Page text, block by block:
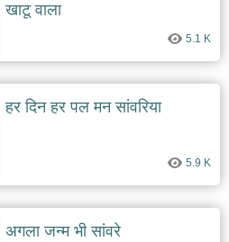
खाटू वाला
5.1 K
हर दिन हर पल मन सांवरिया
5.9 K
अगला जन्म भी सांवरे